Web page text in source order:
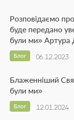
Розповідаємо
буде передано
були ми» Артура
06.12.2023
Блог
Блаженніший
були ми»
12.01.2024
Блог